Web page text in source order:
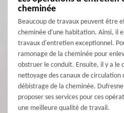
cheminée
Beaucoup de travaux peuvent être
cheminée d'une habitation. Ainsi, il
travaux d'entretien exceptionnel.
ramonage de la cheminée pour
obstruer le conduit. Ensuite, il y a
nettoyage des canaux de circulation
débistrage de la cheminée.
proposer ses services pour ces
une meilleure qualité de travail.